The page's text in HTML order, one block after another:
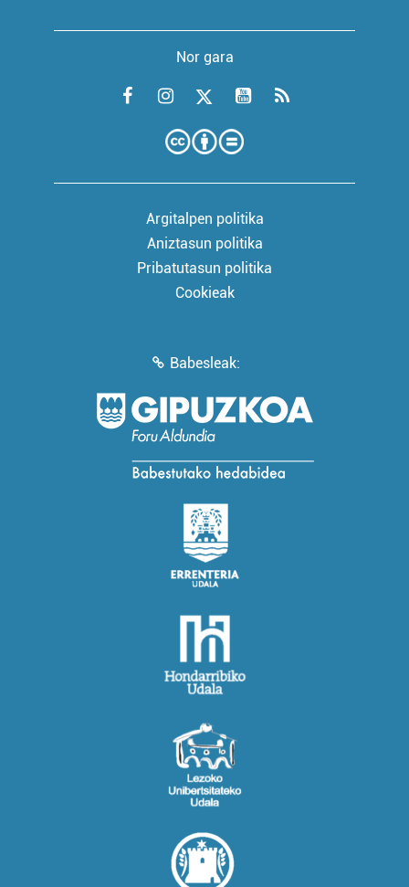
Nor gara
Argitalpen politika
Aniztasun politika
Pribatutasun politika
Cookieak
Babesleak: